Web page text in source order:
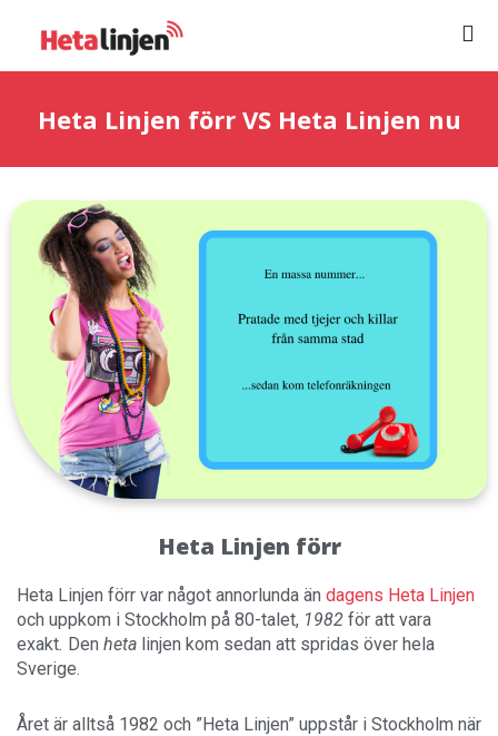
Heta Linjen förr VS Heta Linjen nu
Heta Linjen förr
Heta Linjen förr var något annorlunda än dagens Heta Linjen
och uppkom i Stockholm på 80-talet, 1982 för att vara
exakt. Den heta linjen kom sedan att spridas över hela
Sverige.
Året är alltså 1982 och ”Heta Linjen” uppstår i Stockholm när